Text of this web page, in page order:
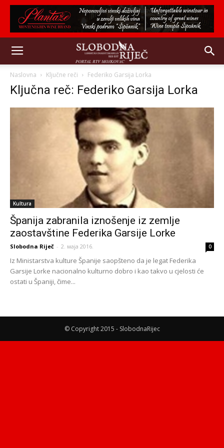
Naslovna Ključne reči Federiko Garsija Lorka
Ključna reč: Federiko Garsija Lorka
Kultura
Španija zabranila iznošenje iz zemlje
zaostavštine Federika Garsije Lorke
Slobodna Riječ - 2. маја 2016. 0
Iz Ministarstva kulture Španije saopšteno da je legat Federika
Garsije Lorke nacionalno kulturno dobro i kao takvo u cjelosti će
ostati u Španiji, čime...
© Copyright 2015 - SlobodnaRijec